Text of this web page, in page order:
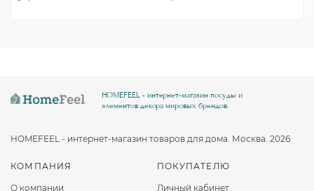
КОМПАНИЯ
О компании
ПОКУПАТЕЛЮ
Личный кабинет
HOMEFEEL - интернет-магазин посуды и
элементов декора мировых брендов.
HOMEFEEL - интернет-магазин товаров для дома. Москва. 2026